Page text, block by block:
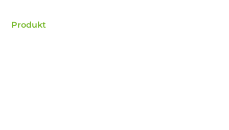
Produkt